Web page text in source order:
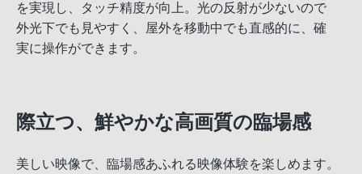
を実現し、タッチ精度が向上。光の反射が少ないので
外光下でも見やすく、屋外を移動中でも直感的に、確
実に操作ができます。
際立つ、鮮やかな高画質の臨場感
美しい映像で、臨場感あふれる映像体験を楽しめます。